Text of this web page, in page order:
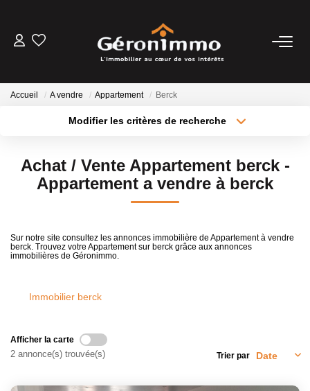
NOTRE AGENCE
Accueil A vendre Appartement Berck
Modifier les critères de recherche
Sélectionnez...
Type de bien
Surface min
Créer une alerte
Achat / Vente Appartement berck -
Appartement a vendre à berck
Sur notre site consultez les annonces immobilière de Appartement à vendre
berck. Trouvez votre Appartement sur berck grâce aux annonces
immobilières de Géronimmo.
Immobilier berck
Afficher la carte
2 annonce(s) trouvée(s) Trier par